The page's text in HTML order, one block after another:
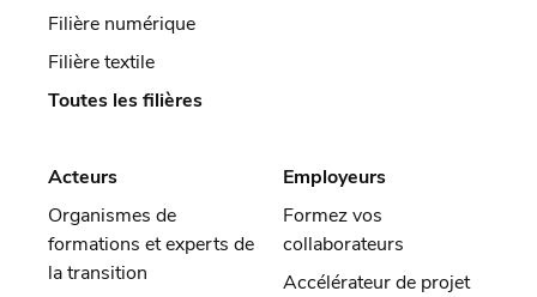
Filière numérique
Filière textile
Toutes les filières
Acteurs
Organismes de
formations et experts de
la transition
Employeurs
Formez vos
collaborateurs
Accélérateur de projet